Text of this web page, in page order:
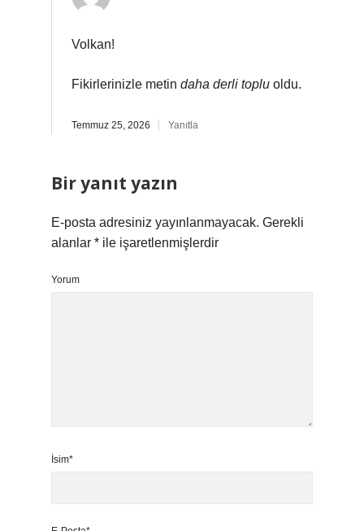
Volkan!
Fikirlerinizle metin daha derli toplu oldu.
Temmuz 25, 2026 Yanıtla
Bir yanıt yazın
E-posta adresiniz yayınlanmayacak. Gerekli
alanlar * ile işaretlenmişlerdir
Yorum
İsim*